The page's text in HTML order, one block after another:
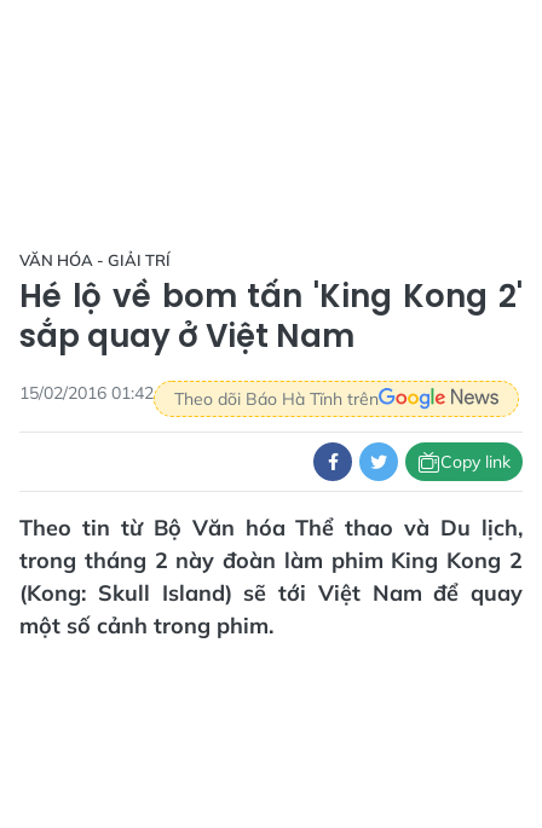
VĂN HÓA - GIẢI TRÍ
Hé lộ về bom tấn 'King Kong 2'
sắp quay ở Việt Nam
15/02/2016 01:42 Theo dõi Báo Hà Tĩnh trên
Copy link
Theo tin từ Bộ Văn hóa Thể thao và Du lịch,
trong tháng 2 này đoàn làm phim King Kong 2
(Kong: Skull Island) sẽ tới Việt Nam để quay
một số cảnh trong phim.